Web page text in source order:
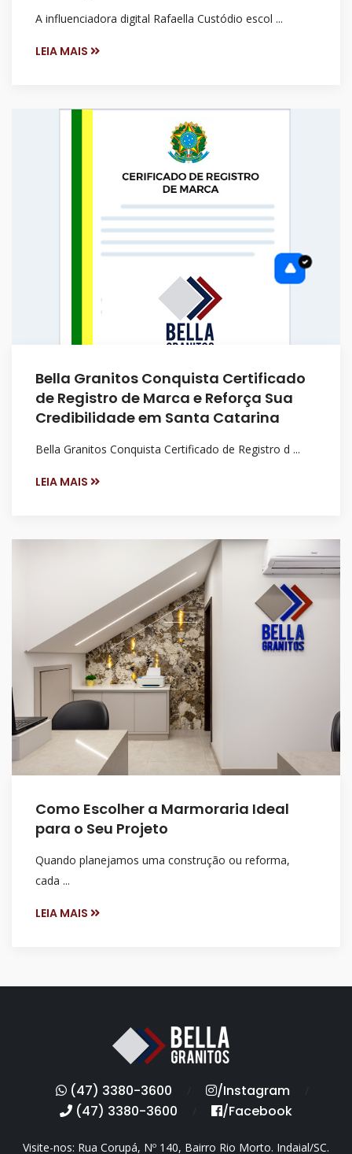
A influenciadora digital Rafaella Custódio escol ...
LEIA MAIS
Bella Granitos Conquista Certificado
de Registro de Marca e Reforça Sua
Credibilidade em Santa Catarina
Bella Granitos Conquista Certificado de Registro d ...
LEIA MAIS
Como Escolher a Marmoraria Ideal
para o Seu Projeto
Quando planejamos uma construção ou reforma,
cada ...
LEIA MAIS
(47) 3380-3600 /Instagram
(47) 3380-3600 /Facebook
Visite-nos: Rua Corupá, Nº 140, Bairro Rio Morto. Indaial/SC.